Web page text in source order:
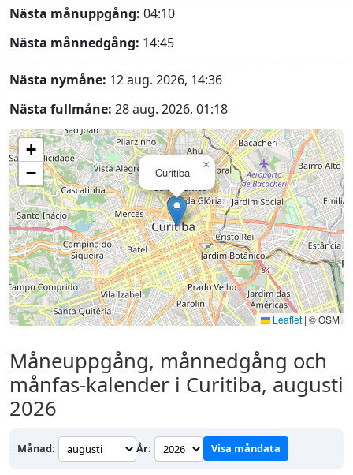
Nästa månuppgång: 04:10
Nästa månnedgång: 14:45
Nästa nymåne: 12 aug. 2026, 14:36
Nästa fullmåne: 28 aug. 2026, 01:18
Curitiba
×
+
−
Leaflet | © OSM
Måneuppgång, månnedgång och
månfas-kalender i Curitiba, augusti
2026
Månad: År: Visa måndata